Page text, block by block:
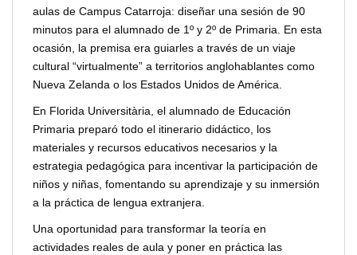
aulas de Campus Catarroja: diseñar una sesión de 90
minutos para el alumnado de 1º y 2º de Primaria. En esta
ocasión, la premisa era guiarles a través de un viaje
cultural “virtualmente” a territorios anglohablantes como
Nueva Zelanda o los Estados Unidos de América.
En Florida Universitària, el alumnado de Educación
Primaria preparó todo el itinerario didáctico, los
materiales y recursos educativos necesarios y la
estrategia pedagógica para incentivar la participación de
niños y niñas, fomentando su aprendizaje y su inmersión
a la práctica de lengua extranjera.
Una oportunidad para transformar la teoría en
actividades reales de aula y poner en práctica las